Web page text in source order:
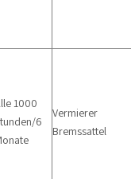
1000
6
Vermierer
Bremssattel